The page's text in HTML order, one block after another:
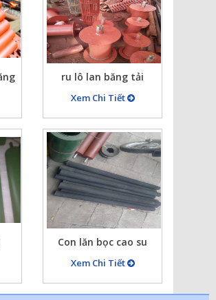
ru lô lan băng tải
Xem Chi Tiết
Con lăn bọc cao su
Xem Chi Tiết